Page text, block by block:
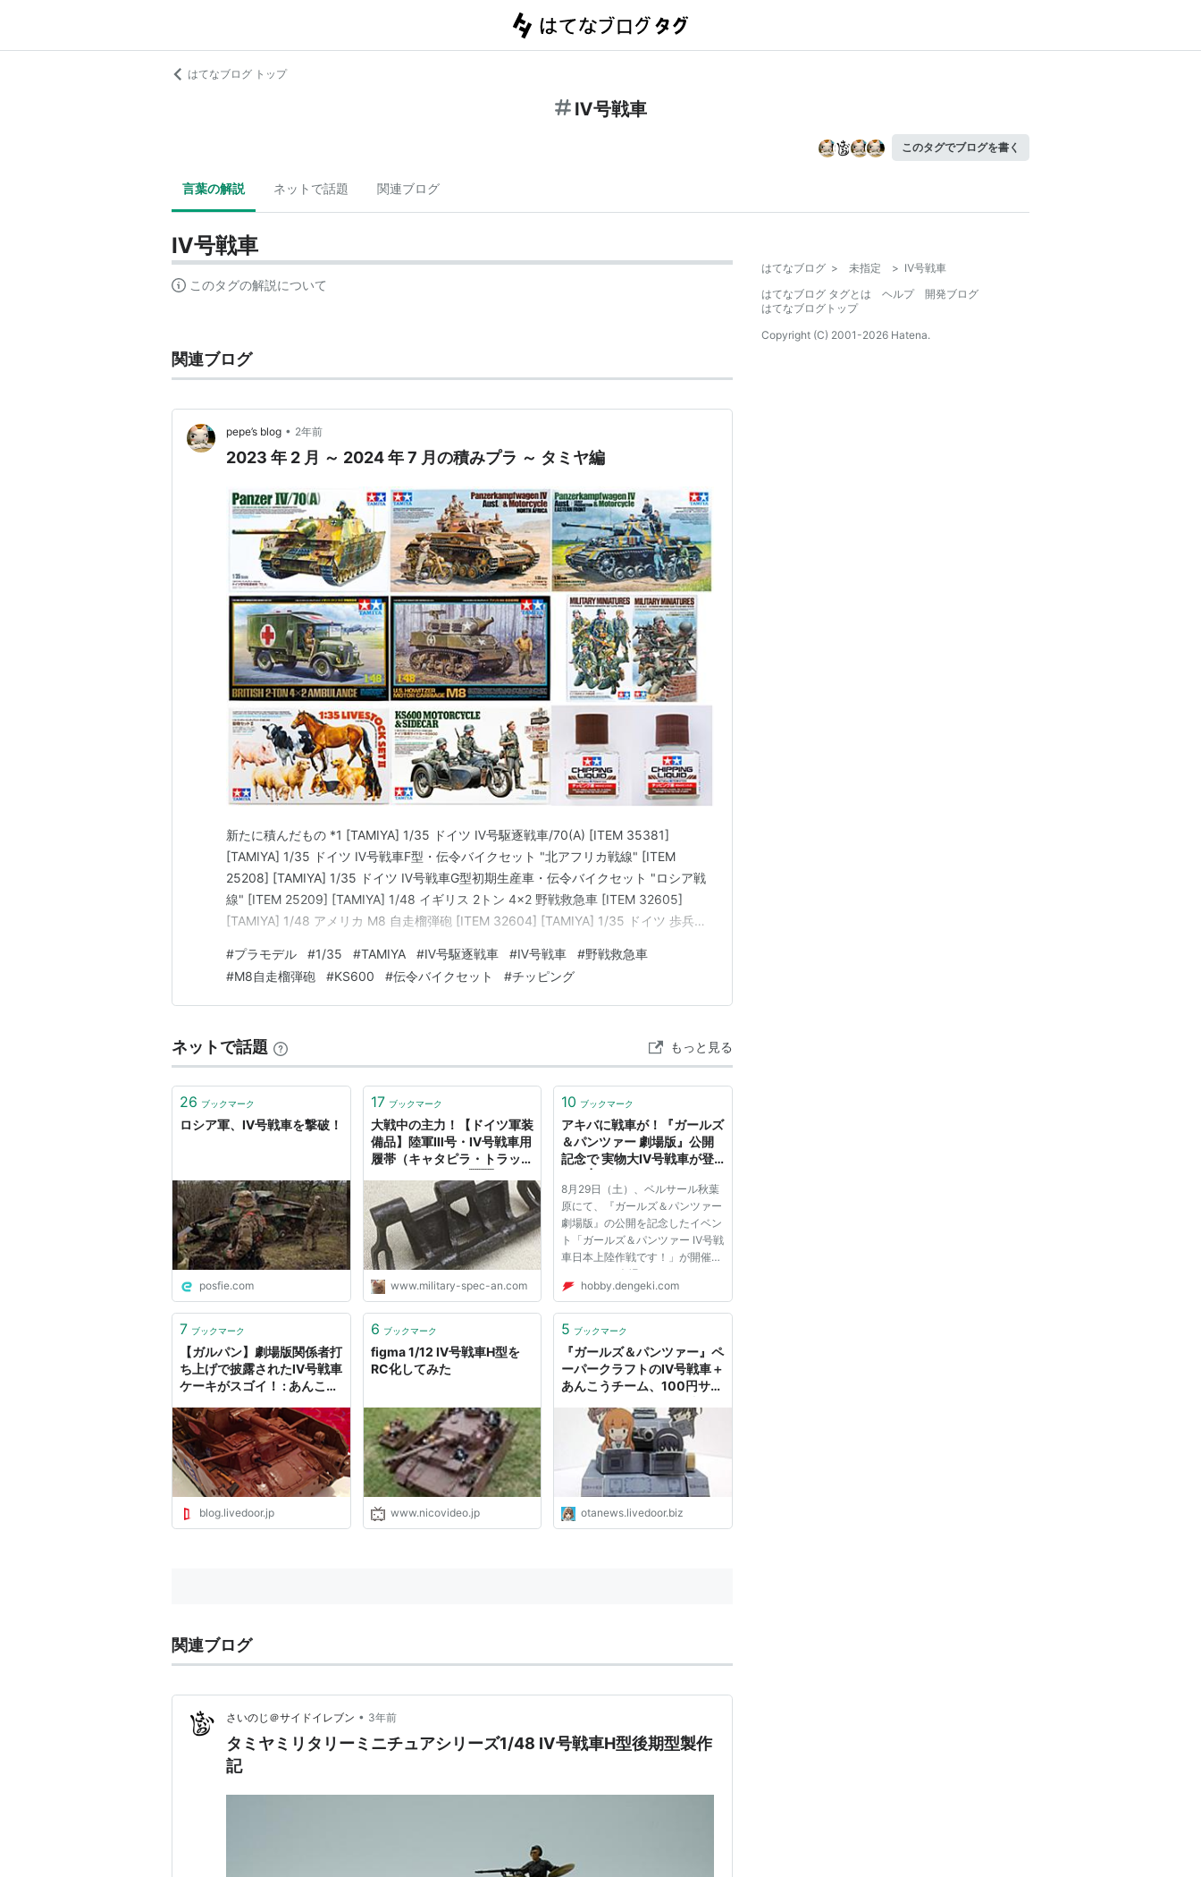
はてなブログ トップ
Ⅳ号戦車
このタグでブログを書く
言葉の解説 ネットで話題 関連ブログ
Ⅳ号戦車
このタグの解説について
関連ブログ
pepe’s blog • 2年前
2023 年 2 月 ～ 2024 年 7 月の積みプラ ～ タミヤ編
新たに積んだもの *1 [TAMIYA] 1/35 ドイツ Ⅳ号駆逐戦車/70(A) [ITEM 35381]
[TAMIYA] 1/35 ドイツ Ⅳ号戦車F型・伝令バイクセット "北アフリカ戦線" [ITEM
25208] [TAMIYA] 1/35 ドイツ Ⅳ号戦車G型初期生産車・伝令バイクセット "ロシア戦
線" [ITEM 25209] [TAMIYA] 1/48 イギリス 2トン 4x2 野戦救急車 [ITEM 32605]
[TAMIYA] 1/48 アメリカ M8 自走榴弾砲 [ITEM 32604] [TAMIYA] 1/35 ドイツ 歩兵セ
#プラモデル #1/35 #TAMIYA #Ⅳ号駆逐戦車 #Ⅳ号戦車 #野戦救急車
#M8自走榴弾砲 #KS600 #伝令バイクセット #チッピング
ネットで話題 もっと見る
26 ブックマーク
ロシア軍、Ⅳ号戦車を撃破！
posfie.com
17 ブックマーク
大戦中の主力！【ドイツ軍装
備品】陸軍Ⅲ号・Ⅳ号戦車用
履帯（キャタピラ・トラッ
タリー DUITSLAND
PZ.KPFW.Ⅲ＆Ⅳ TRACK
1940 - いつだってミリタリ
アン！
www.military-spec-an.com
10 ブックマーク
アキバに戦車が！『ガールズ
＆パンツァー 劇場版』公開
記念で 実物大Ⅳ号戦車が登
8月29日（土）、ベルサール秋葉
原にて、『ガールズ＆パンツァー
劇場版』の公開を記念したイベン
ト「ガールズ＆パンツァー Ⅳ号戦
車日本上陸作戦です！」が開催さ
れました。 会場には、イベント
の目玉である、Ⅳ号戦車 D型改
が、あんこうチームのマーキング
クシ...
hobby.dengeki.com
7 ブックマーク
【ガルパン】劇場版関係者打
ち上げで披露されたⅣ号戦車
ケーキがスゴイ！ : あんこう
blog.livedoor.jp
6 ブックマーク
figma 1/12 Ⅳ号戦車H型を
RC化してみた
www.nicovideo.jp
5 ブックマーク
『ガールズ＆パンツァー』ペ
ーパークラフトのⅣ号戦車＋
あんこうチーム、100円サイ
: 萌えオタニュース速報
otanews.livedoor.biz
関連ブログ
さいのじ＠サイドイレブン • 3年前
タミヤミリタリーミニチュアシリーズ1/48 Ⅳ号戦車H型後期型製作
記
はてなブログ > 未指定 > Ⅳ号戦車
はてなブログ タグとは
ヘルプ
開発ブログ
はてなブログトップ
Copyright (C) 2001-2026 Hatena.